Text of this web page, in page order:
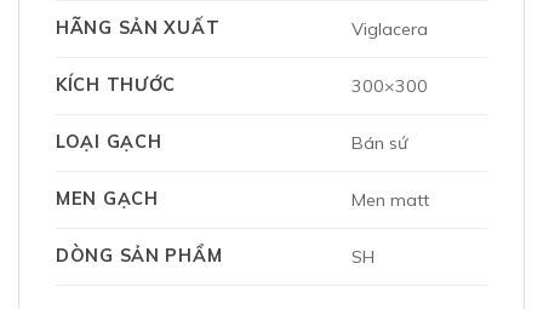
HÃNG SẢN XUẤT Viglacera
KÍCH THƯỚC 300×300
LOẠI GẠCH Bán sứ
MEN GẠCH Men matt
DÒNG SẢN PHẨM SH